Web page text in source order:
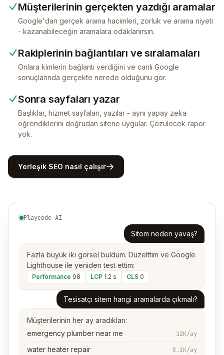
Müşterilerinin gerçekten yazdığı aramalar
Google'dan gerçek arama hacimleri, zorluk ve arama niyeti
- kazanabileceğin aramalara odaklanırsın.
Rakiplerinin bağlantıları ve sıralamaları
Onlara kimlerin bağlantı verdiğini ve canlı Google
sonuçlarında gerçekte nerede olduğunu gör.
Sonra sayfaları yazar
Başlıklar, hizmet sayfaları, yazılar - aynı yapay zeka
öğrendiklerini doğrudan sitene uygular. Çözülecek rapor
yok.
Yerleşik SEO nasıl çalışır
Playcode AI
Sitem neden yavaş?
Fazla büyük iki görsel buldum. Düzelttim ve Google
Lighthouse ile yeniden test ettim:
Performance 98 LCP 1.2 s CLS 0
Tesisatçı sitem hangi aramalarda çıkmalı?
Müşterilerinin her ay aradıkları:
emergency plumber near me
12K/ay
water heater repair 8.1K/ay